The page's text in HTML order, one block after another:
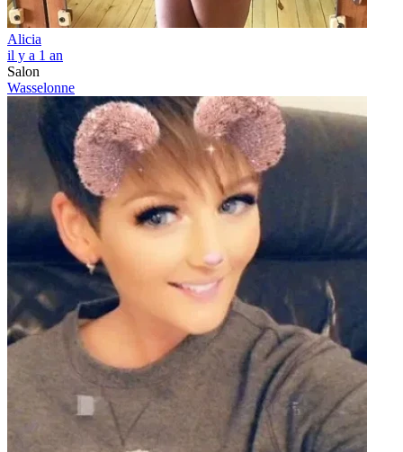
Alicia
il y a 1 an
Salon
Wasselonne